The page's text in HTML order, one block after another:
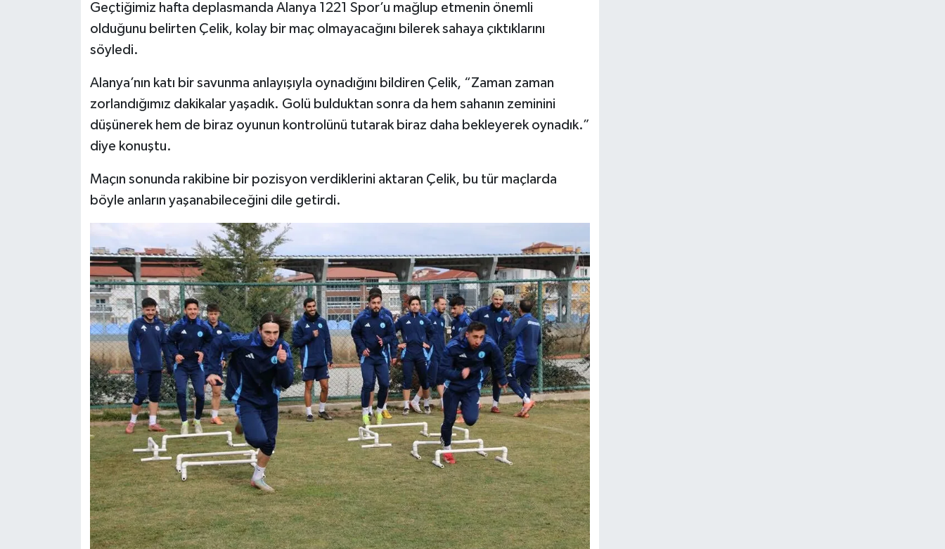
Geçtiğimiz hafta deplasmanda Alanya 1221 Spor’u mağlup etmenin önemli
olduğunu belirten Çelik, kolay bir maç olmayacağını bilerek sahaya çıktıklarını
söyledi.
Alanya’nın katı bir savunma anlayışıyla oynadığını bildiren Çelik, “Zaman zaman
zorlandığımız dakikalar yaşadık. Golü bulduktan sonra da hem sahanın zeminini
düşünerek hem de biraz oyunun kontrolünü tutarak biraz daha bekleyerek oynadık.”
diye konuştu.
Maçın sonunda rakibine bir pozisyon verdiklerini aktaran Çelik, bu tür maçlarda
böyle anların yaşanabileceğini dile getirdi.
Video Galeri
Yemek Tarifleri